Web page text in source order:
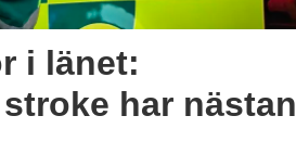
i länet:
har nästan